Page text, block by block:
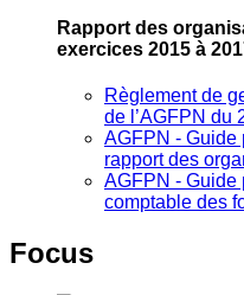
Rapport des
exercices 2015 à
Règlement de
de l’AGFPN du
AGFPN ‐ Guide
rapport des
AGFPN ‐
comptable des
Focus